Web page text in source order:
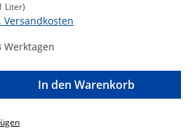
Liter)
Versandkosten
Gib den gewünschten
In den Warenkorb